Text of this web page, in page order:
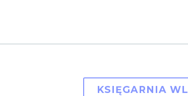
KSIĘGARNIA WL